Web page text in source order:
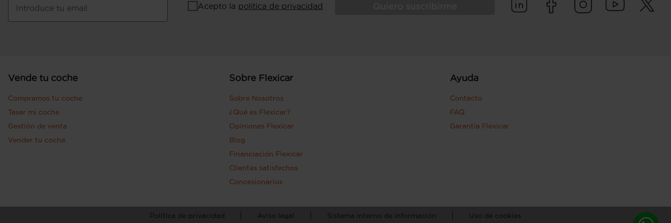
Introduce tu email Acepto la política de privacidad
Vende tu coche
Compramos tu coche
Tasar mi coche
Gestión de venta
Vender tu coche
Sobre Flexicar
Sobre Nosotros
¿Qué es Flexicar?
Opiniones Flexicar
Blog
Financiación Flexicar
Clientes satisfechos
Concesionarios
Ayuda
Contacto
FAQ
Garantía Flexicar
Política de privacidad Aviso legal Sistema interno de información Uso de cookies